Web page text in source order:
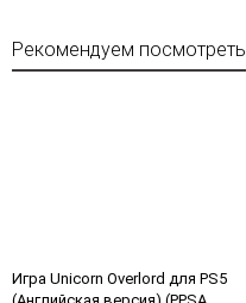
Рекомендуем посмотреть
Игра Unicorn Overlord для PS5